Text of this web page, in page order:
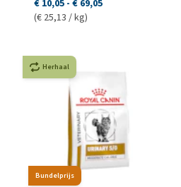
€ 10,05 - € 69,05
(€ 25,13 / kg)
Bundelprijs
Herhaal